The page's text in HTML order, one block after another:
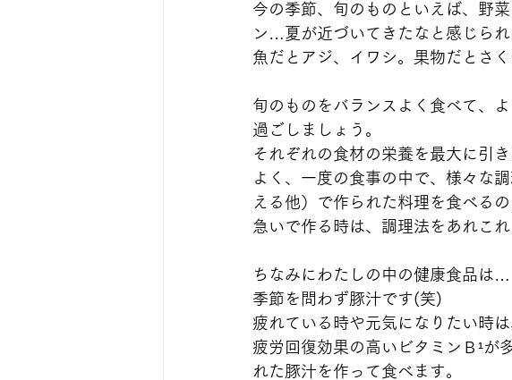
今の季節、旬のものといえば、野
ン…夏が近づいてきたなと感じら
魚だとアジ、イワシ。果物だとさ
旬のものをバランスよく食べて、
過ごしましょう。
それぞれの食材の栄養を最大に引
よく、一度の食事の中で、様々な
える他）で作られた料理を食べる
急いで作る時は、調理法をあれこ
ちなみにわたしの中の健康食品は…
季節を問わず豚汁です(笑)
疲れている時や元気になりたい時
疲労回復効果の高いビタミンＢ¹が
れた豚汁を作って食べます。